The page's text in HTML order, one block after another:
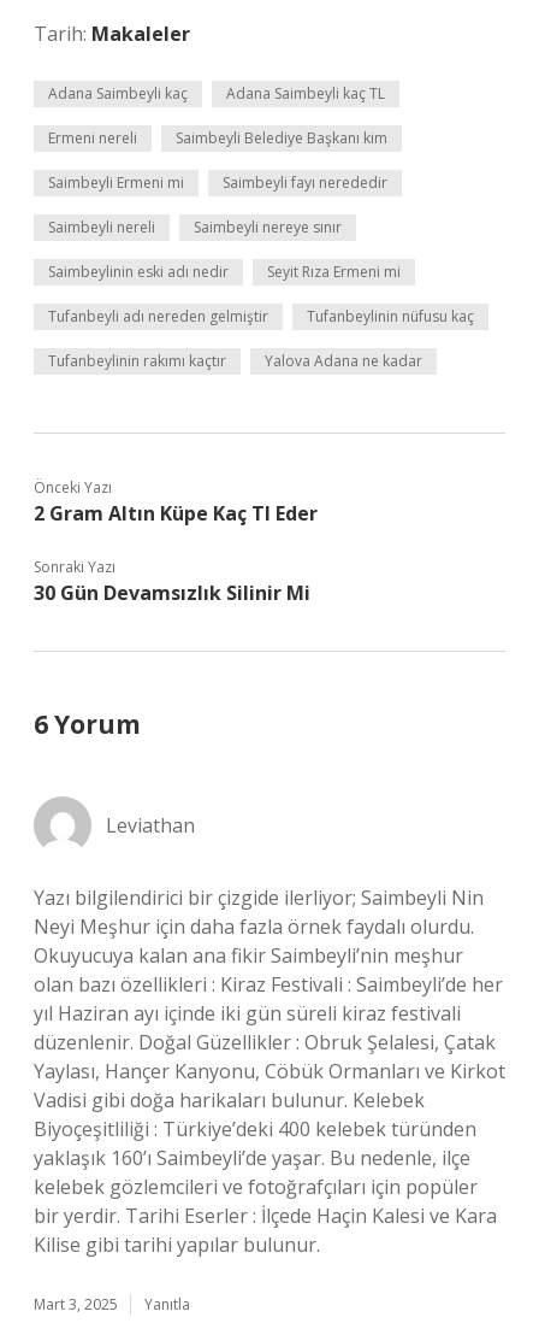
Tarih: Makaleler
Adana Saimbeyli kaç Adana Saimbeyli kaç TL
Ermeni nereli Saimbeyli Belediye Başkanı kim
Saimbeyli Ermeni mi Saimbeyli fayı nerededir
Saimbeyli nereli Saimbeyli nereye sınır
Saimbeylinin eski adı nedir Seyit Rıza Ermeni mi
Tufanbeyli adı nereden gelmiştir Tufanbeylinin nüfusu kaç
Tufanbeylinin rakımı kaçtır Yalova Adana ne kadar
Önceki Yazı
2 Gram Altın Küpe Kaç Tl Eder
Sonraki Yazı
30 Gün Devamsızlık Silinir Mi
6 Yorum
Leviathan
Yazı bilgilendirici bir çizgide ilerliyor; Saimbeyli Nin
Neyi Meşhur için daha fazla örnek faydalı olurdu.
Okuyucuya kalan ana fikir Saimbeyli’nin meşhur
olan bazı özellikleri : Kiraz Festivali : Saimbeyli’de her
yıl Haziran ayı içinde iki gün süreli kiraz festivali
düzenlenir. Doğal Güzellikler : Obruk Şelalesi, Çatak
Yaylası, Hançer Kanyonu, Cöbük Ormanları ve Kirkot
Vadisi gibi doğa harikaları bulunur. Kelebek
Biyoçeşitliliği : Türkiye’deki 400 kelebek türünden
yaklaşık 160’ı Saimbeyli’de yaşar. Bu nedenle, ilçe
kelebek gözlemcileri ve fotoğrafçıları için popüler
bir yerdir. Tarihi Eserler : İlçede Haçin Kalesi ve Kara
Kilise gibi tarihi yapılar bulunur.
Mart 3, 2025 Yanıtla